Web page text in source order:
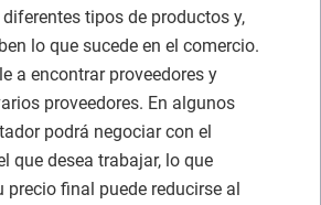
tipos de productos y,
lo que sucede en el comercio.
a encontrar proveedores y
proveedores. En algunos
podrá negociar con el
que desea trabajar, lo que
precio final puede reducirse al